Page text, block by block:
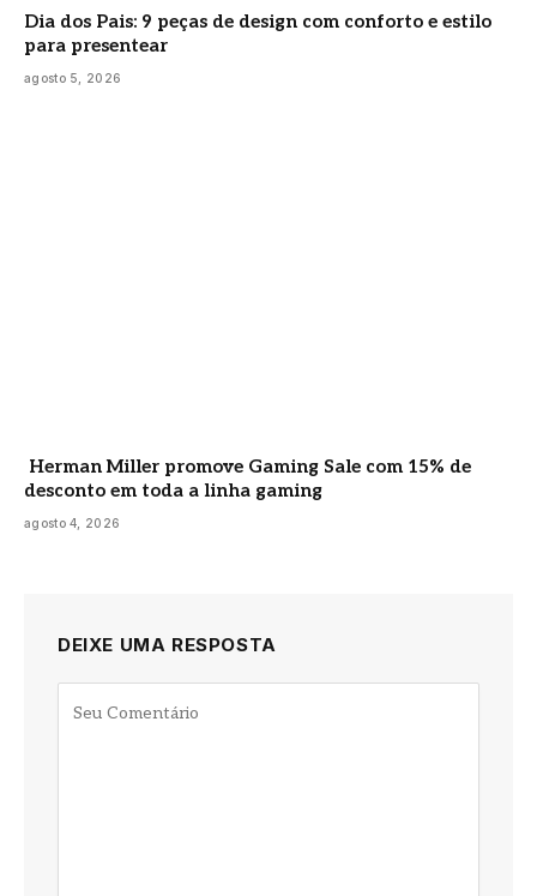
Dia dos Pais: 9 peças de design com conforto e estilo
para presentear
agosto 5, 2026
Herman Miller promove Gaming Sale com 15% de
desconto em toda a linha gaming
agosto 4, 2026
DEIXE UMA RESPOSTA